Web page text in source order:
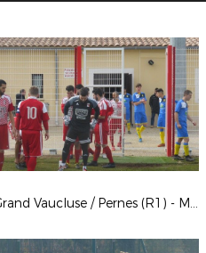
Coupe Grand Vaucluse / Pernes (R1) - Maillane (R2)